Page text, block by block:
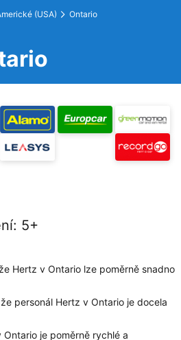
(USA)
Ontario
: 5+
Hertz v Ontario lze poměrně snadno
personál Hertz v Ontario je docela
je poměrně rychlé a